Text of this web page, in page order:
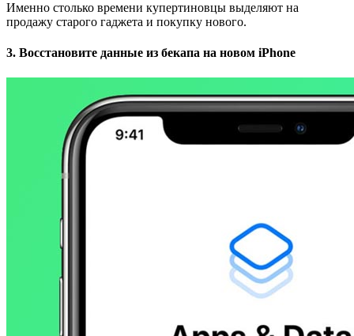
Именно столько времени купертиновцы выделяют на
продажу старого гаджета и покупку нового.
3. Восстановите данные из бекапа на новом iPhone